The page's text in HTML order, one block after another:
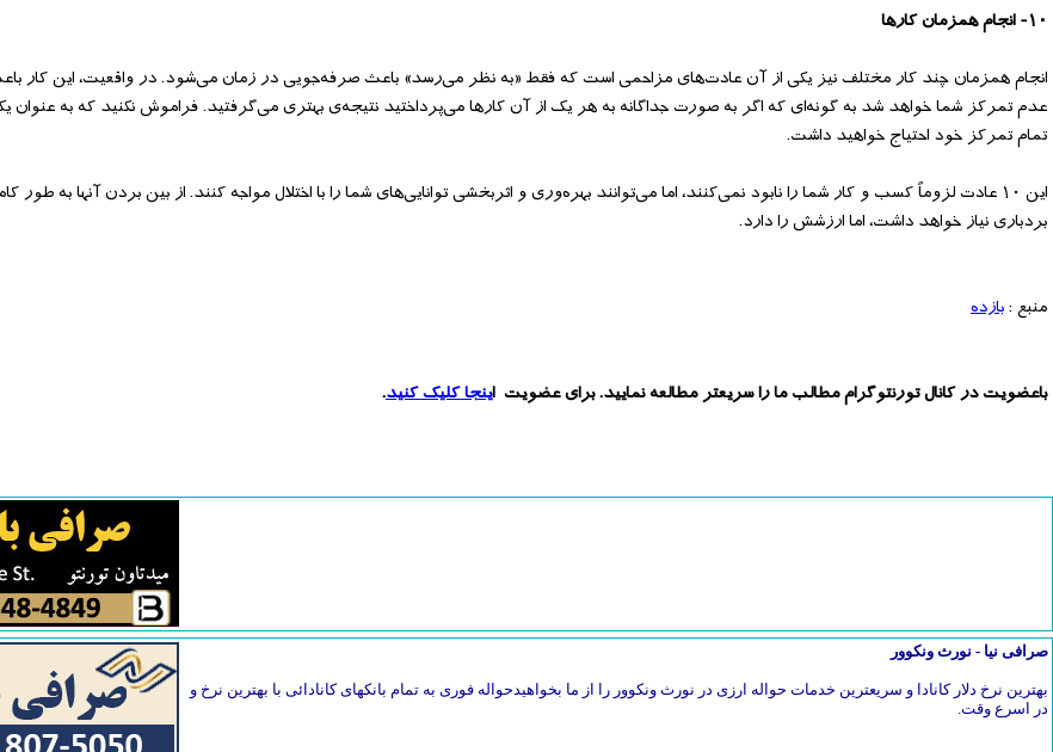
۱۰- انجام همزمان کارها
انجام همزمان چند کار مختلف نیز یکی از آن عادت‌های مزاحمی است که فقط «به نظر می‌رسد» باعث صرفه‌جویی در زمان می‌شود. در واقعیت، این کار
عدم تمرکز شما خواهد شد به گونه‌ای که اگر به صورت جداگانه به هر یک از آن کارها می‌پرداختید نتیجه‌ی بهتری می‌گرفتید. فراموش نکنید که به عنوان
تمام تمرکز خود احتیاج خواهید داشت.
این ۱۰ عادت لزوماً کسب و کار شما را نابود نمی‌کنند، اما می‌توانند بهره‌وری و اثربخشی توانایی‌های شما را با اختلال مواجه کنند. از بین بردن آنها به طور
بردباری نیاز خواهد داشت، اما ارزشش را دارد.
منبع :بازده
باعضویت در کانال تورنتوگرام مطالب ما را سریعتر مطالعه نمایید. برای عضویت اینجا کلیک کنید.
صرافی نیا - نورث ونکوور
بهترین نرخ دلار کانادا و سریعترین خدمات حواله ارزی در نورث ونکوور را از ما بخواهیدحواله فوری به تمام بانکهای کانادائی با بهترین نرخ و
در اسرع وقت.